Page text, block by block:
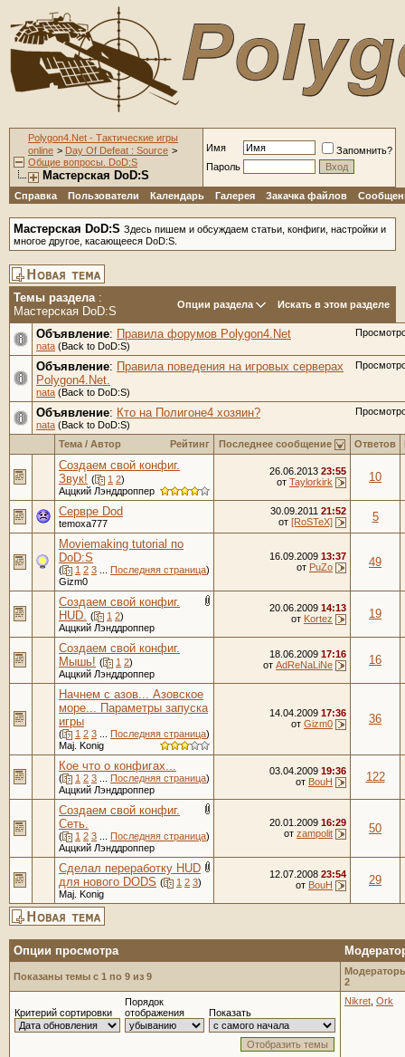
Polygon4.Net - Тактические игры
online > Day Of Defeat : Source >
Общие вопросы. DoD:S
Мастерская DoD:S
Имя
Запомнить?
Пароль
Справка Пользователи Календарь Галерея Закачка файлов
Мастерская DoD:S Здесь пишем и обсуждаем статьи, конфиги, настройки и
многое другое, касающееся DoD:S.
Темы раздела:
Мастерская DoD:S
Опции раздела Искать в этом разделе
Объявление: Правила форумов Polygon4.Net
nata (Back to DoD:S)
Объявление: Правила поведения на игровых серверах
Polygon4.Net.
nata (Back to DoD:S)
Объявление: Кто на Полигоне4 хозяин?
nata (Back to DoD:S)
Рейтинг
Тема / Автор Последнее сообщение Ответов
Создаем свой конфиг.
Звук! ( 1 2)
Аццкий Лэнддроппер
26.06.2013 23:55
от Taylorkirk 10
Сервре Dod
temoxa777
30.09.2011 21:52
от [RoSTeX]
5
Moviemaking tutorial по
DoD:S
( 1 2 3 Последняя страница)
Gizm0
16.09.2009 13:37
от PuZo 49
Создаем свой конфиг.
HUD. ( 1 2)
Аццкий Лэнддроппер
20.06.2009 14:13
от Kortez 19
Создаем свой конфиг.
Мышь! ( 1 2)
Аццкий Лэнддроппер
18.06.2009 17:16
от AdReNaLiNe 16
Начнем с азов... Азовское
море... Параметры запуска
игры
( 1 2 3 Последняя страница)
Maj. Konig
14.04.2009 17:36
от Gizm0 36
Кое что о конфигах...
( 1 2 3 Последняя страница)
Аццкий Лэнддроппер
03.04.2009 19:36
от BouH 122
Создаем свой конфиг.
Сеть.
( 1 2 3 Последняя страница)
Аццкий Лэнддроппер
20.01.2009 16:29
от zampolit 50
Сделал переработку HUD
для нового DODS ( 1 2 3)
Maj. Konig
12.07.2008 23:54
от BouH 29
Опции просмотра
Показаны темы с 1 по 9 из 9
2
Критерий сортировки
Порядок
отображения
Показать
Nikret Ork